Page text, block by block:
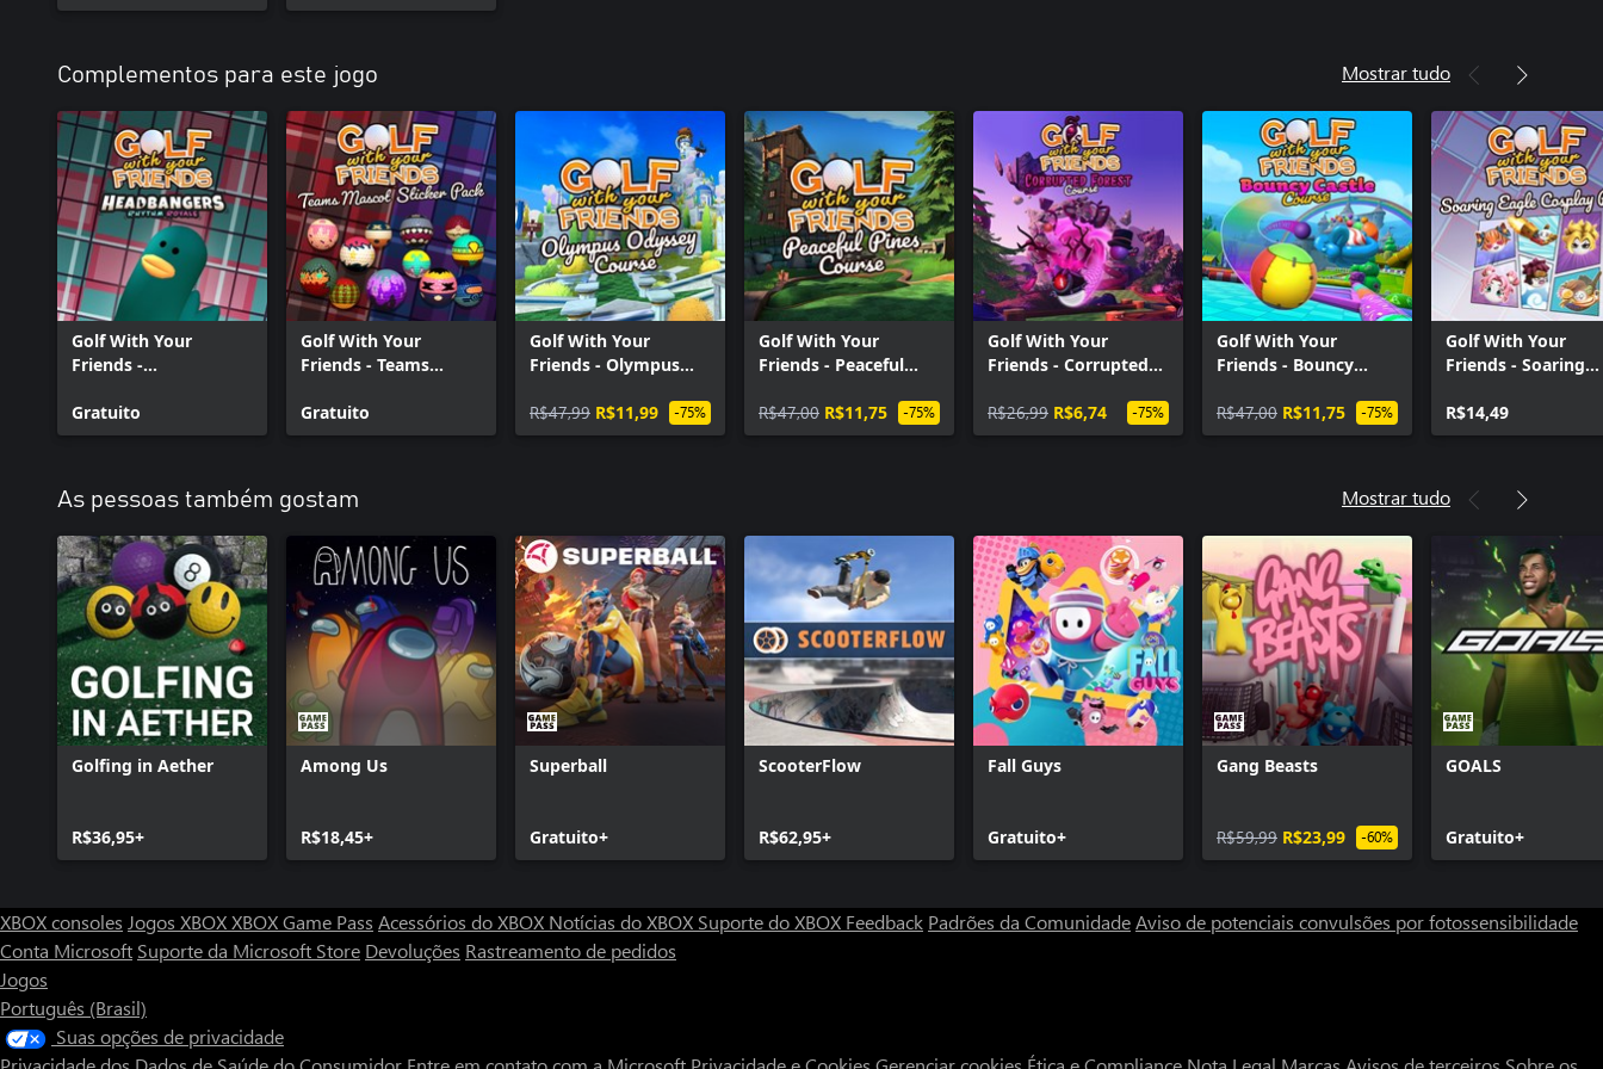
Complementos para este jogo Mostrar tudo
Golf With Your
Friends -
Gratuito
Golf With Your
Friends - Teams
Gratuito
Golf With Your
Friends - Olympus
R$47,99 R$11,99 -75%
Golf With Your
Friends - Peaceful
R$47,00 R$11,75 -75%
Golf With Your
Friends - Corrupted
R$26,99 R$6,74 -75%
Golf With Your
Friends - Bouncy
R$47,00 R$11,75 -75%
Golf With Your
Friends - Soaring
R$14,49
As pessoas também gostam Mostrar tudo
Golfing in Aether
R$36,95+
Among Us
R$18,45+
Superball
Gratuito+
ScooterFlow
R$62,95+
Fall Guys
Gratuito+
Gang Beasts
R$59,99 R$23,99 -60%
GOALS
Gratuito+
XBOX consoles Jogos XBOXXBOX Game Pass Acessórios do XBOX Notícias do XBOX Suporte do XBOX Feedback Padrões da ComunidadeAviso de potenciais convulsões por fotossensibilidade
Conta Microsoft Suporte da Microsoft Store Devoluções Rastreamento de pedidos
Jogos
Português (Brasil)
Suas opções de privacidade